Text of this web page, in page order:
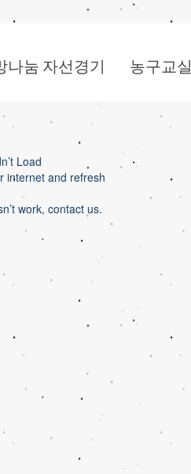
나눔 자선경기 농구교실
Load
internet and refresh
work, contact us.